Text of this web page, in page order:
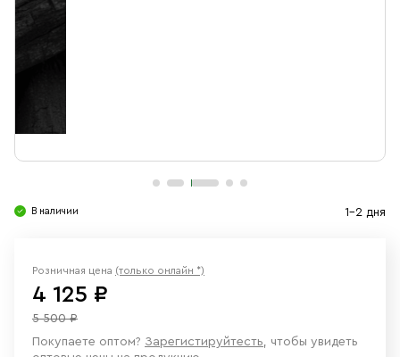
Свечи
Ювелирные изделия
В наличии 1-2 дня
Розничная цена (только онлайн *)
4 125 ₽
5 500 ₽
Покупаете оптом? Зарегистируйтесть, чтобы увидеть